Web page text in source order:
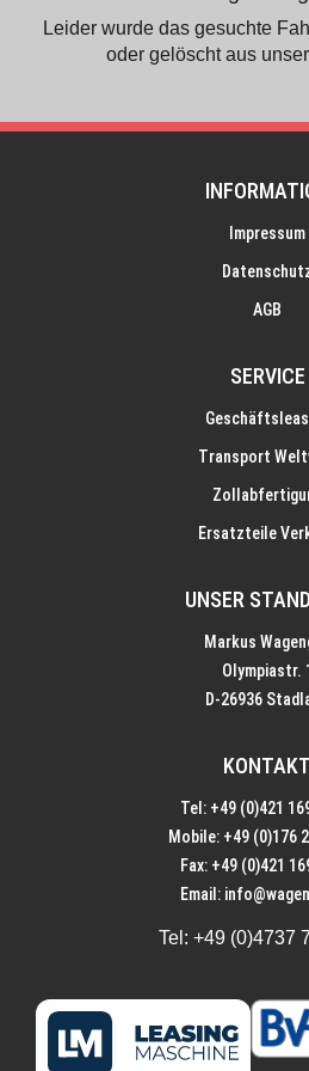
Leider wurde das gesuchte
oder gelöscht aus
Impressum
AGB
SERVICE
Transport
Ersatzteile
UNSER
Markus
Olympiastr. 1
D-26936
KONTAKT
Tel: +49 (0)421
Mobile: +49 (0)176
Fax: +49 (0)421
Email:
Tel: +49 (0)4737